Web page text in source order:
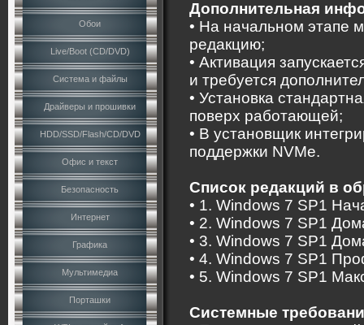
Обои
Live/Boot (CD/DVD)
Система и файлы
Драйверы и прошивки
HDD/SSD/Flash/CD/DVD
Офис и текст
Безопасность
Интернет
Графика
Мультимедиа
Порташки
Дополнительная
• На начальном этапе
редакцию;
• Активация
и требуется
• Установка
поверх работающей;
• В установщик
поддержки NVMe.
Список редакций в
• 1. Windows 7 SP1
• 2. Windows 7 SP1
• 3. Windows 7 SP1
• 4. Windows 7 SP1
• 5. Windows 7 SP1
Системные